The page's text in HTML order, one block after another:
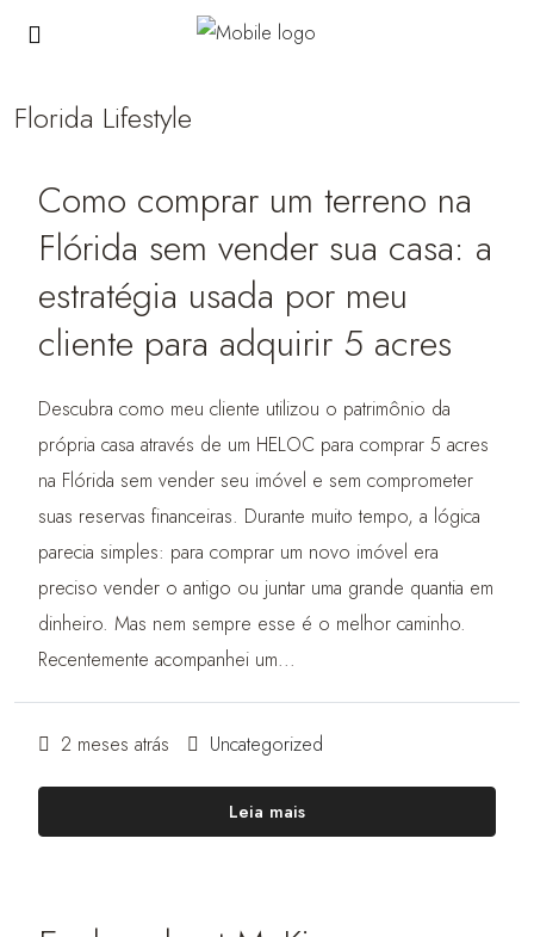
Florida Lifestyle
Como comprar um terreno na
Flórida sem vender sua casa: a
estratégia usada por meu
cliente para adquirir 5 acres
Descubra como meu cliente utilizou o patrimônio da
própria casa através de um HELOC para comprar 5 acres
na Flórida sem vender seu imóvel e sem comprometer
suas reservas financeiras. Durante muito tempo, a lógica
parecia simples: para comprar um novo imóvel era
preciso vender o antigo ou juntar uma grande quantia em
dinheiro. Mas nem sempre esse é o melhor caminho.
Recentemente acompanhei um...
2 meses atrás Uncategorized
Leia mais